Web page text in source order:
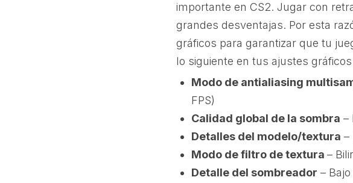
importante en CS2. Jugar con
grandes desventajas. Por esta
gráficos para garantizar que tu
lo siguiente en tus ajustes gráficos
Modo de antialiasing
FPS)
Calidad global de la sombra –
Detalles del modelo/textura –
Modo de filtro de textura –
Detalle del sombreador – Bajo